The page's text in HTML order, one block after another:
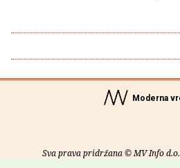
Moderna
Sva prava pridržana © MV Info